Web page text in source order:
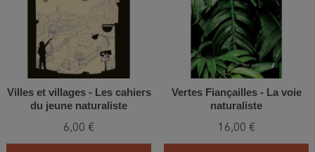
Villes et villages - Les cahiers
du jeune naturaliste
6,00 €
Vertes Fiançailles - La voie
naturaliste
16,00 €